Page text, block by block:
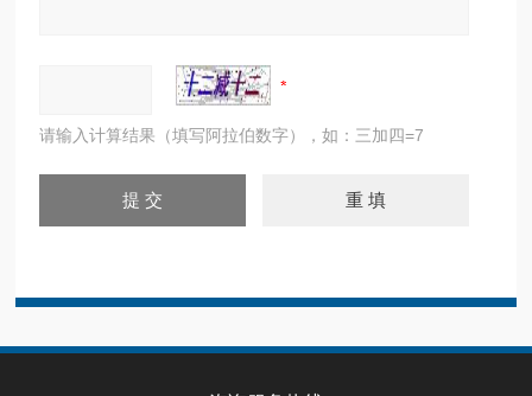
请输入计算结果（填写阿拉伯数字），如：三加四=7